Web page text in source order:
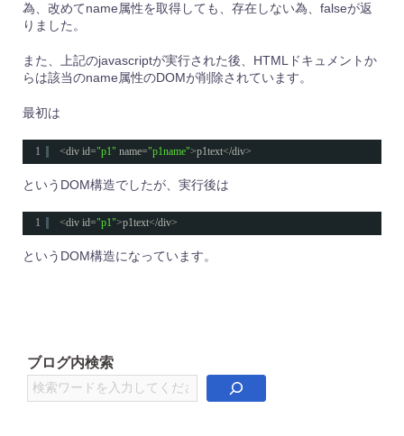
為、改めてname属性を取得しても、存在しない為、falseが返
りました。
また、上記のjavascriptが実行された後、HTMLドキュメントか
らは該当のname属性のDOMが削除されています。
最初は
1 <div id="p1" name="p1name">p1text</div>
というDOM構造でしたが、実行後は
1 <div id="p1">p1text</div>
というDOM構造になっています。
ブログ内検索
検
索